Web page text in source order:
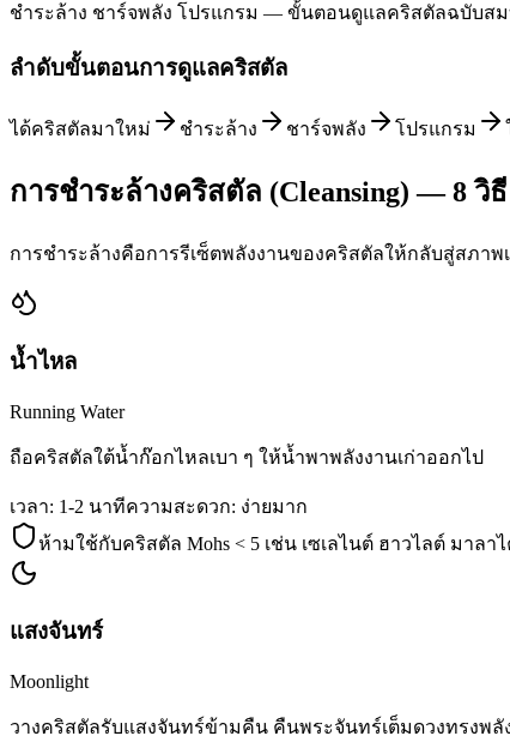
ชำระล้าง ชาร์จพลัง โปรแกรม — ขั้นตอนดูแลคริสตัลฉบับส
ลำดับขั้นตอนการดูแลคริสตัล
ได้คริสตัลมาใหม่ ชำระล้าง ชาร์จพลัง โปรแกรม
การชำระล้างคริสตัล (Cleansing) — 8 วิธี
การชำระล้างคือการรีเซ็ตพลังงานของคริสตัลให้กลับสู่สภา
น้ำไหล
Running Water
ถือคริสตัลใต้น้ำก๊อกไหลเบา ๆ ให้น้ำพาพลังงานเก่าออกไป
เวลา: 1-2 นาทีความสะดวก: ง่ายมาก
ห้ามใช้กับคริสตัล Mohs < 5 เช่น เซเลไนต์ ฮาวไลต์ มาลา
แสงจันทร์
Moonlight
วางคริสตัลรับแสงจันทร์ข้ามคืน คืนพระจันทร์เต็มดวงทรงพ